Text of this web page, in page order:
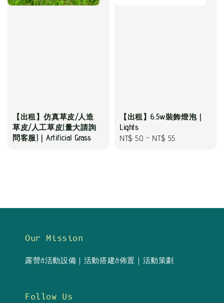
【出租】仿真草皮/人造
草皮/人工草皮(量大請詢
問客服)｜Artificial Grass
【出租】6.5w裝飾燈泡｜
Lights
Regular
NT$ 50 - NT$ 55
Our Mission
露營&活動設備｜活動搭建&佈置｜活動策劃
Follow Us